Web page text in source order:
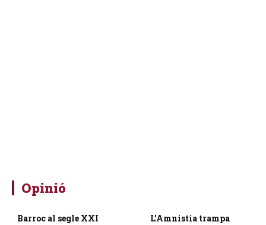
Opinió
Barroc al segle XXI L’Amnistia trampa